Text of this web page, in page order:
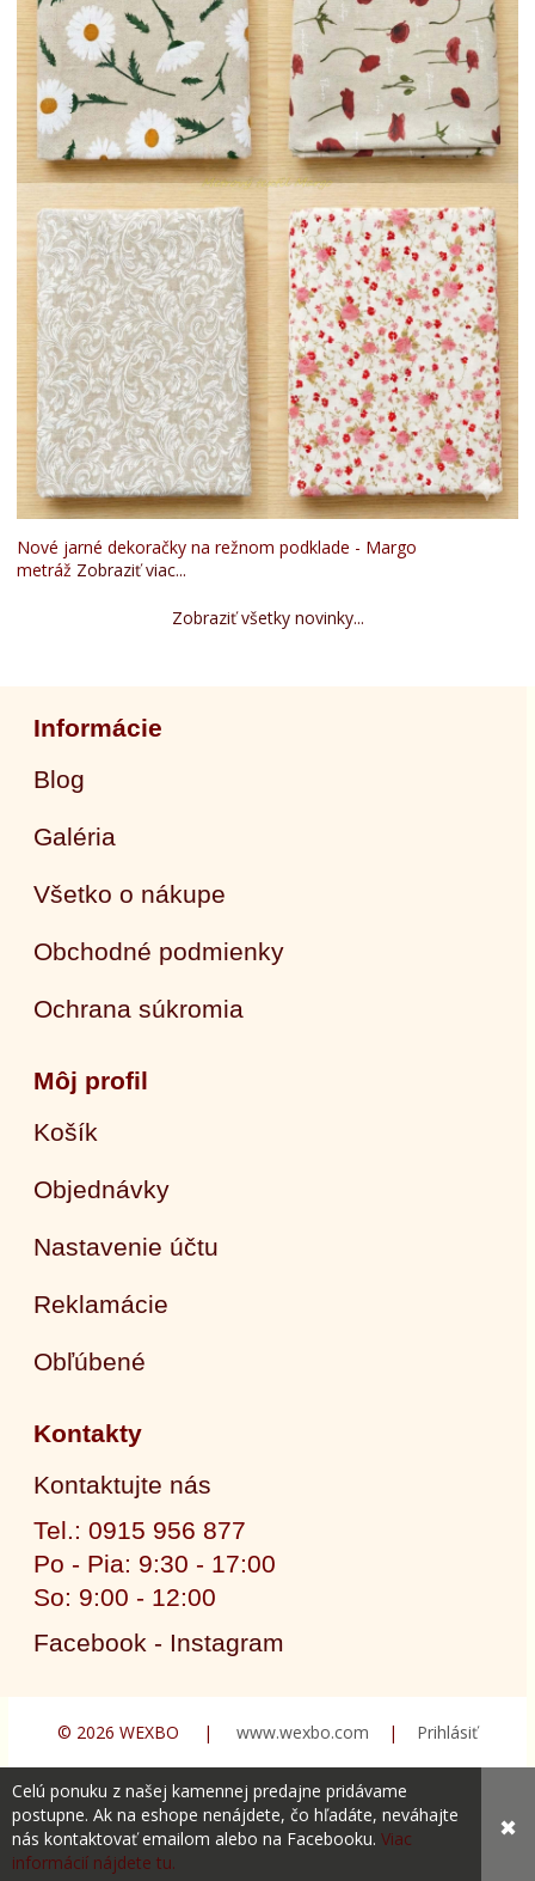
Nové jarné dekoračky na režnom podklade - Margo
metráž Zobraziť viac...
Zobraziť všetky novinky...
Informácie
Blog
Galéria
Všetko o nákupe
Obchodné podmienky
Ochrana súkromia
Môj profil
Košík
Objednávky
Nastavenie účtu
Reklamácie
Obľúbené
Kontakty
Kontaktujte nás
Tel.: 0915 956 877
Po - Pia: 9:30 - 17:00
So: 9:00 - 12:00
Facebook - Instagram
© 2026 WEXBO | www.wexbo.com | Prihlásiť
Celú ponuku z našej kamennej predajne pridávame
postupne. Ak na eshope nenájdete, čo hľadáte, neváhajte
nás kontaktovať emailom alebo na Facebooku. Viac
informácií nájdete tu.
✖